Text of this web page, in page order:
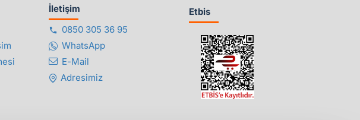
İletişim
0850 305 36 95
WhatsApp
E-Mail
Adresimiz
Etbis